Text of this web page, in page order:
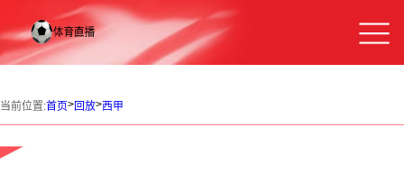
当前位置:首页>回放>西甲